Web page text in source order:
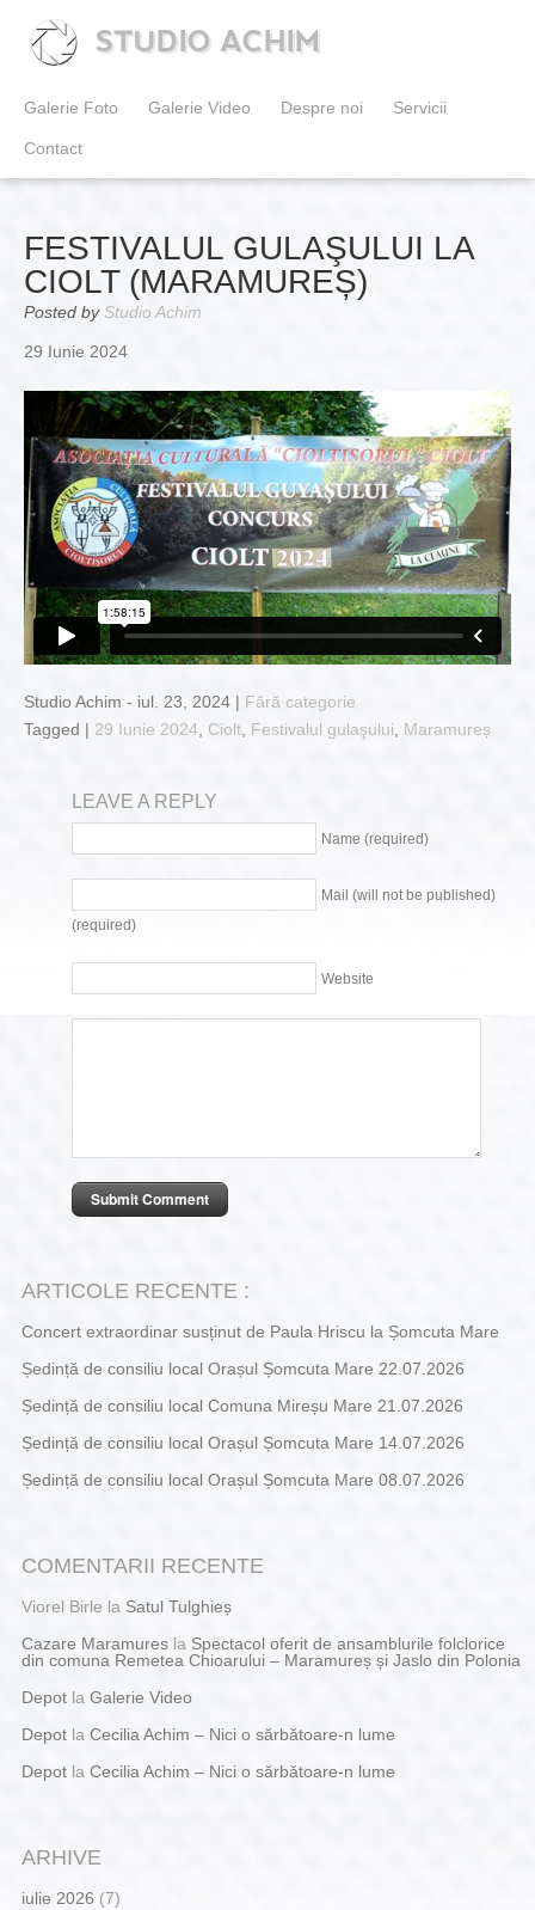
STUDIO ACHIM
Galerie Foto Galerie Video Despre noi Servicii
Contact
FESTIVALUL GULAŞULUI LA
CIOLT (MARAMUREȘ)
Posted by Studio Achim
29 Iunie 2024
Studio Achim - iul. 23, 2024 | Fără categorie
Tagged | 29 Iunie 2024 Ciolt Festivalul gulaşului Maramureș
LEAVE A REPLY
Name (required)
Mail (will not be published)
(required)
Website
ARTICOLE RECENTE :
Concert extraordinar susținut de Paula Hriscu la Șomcuta Mare
Ședință de consiliu local Orașul Șomcuta Mare 22.07.2026
Ședință de consiliu local Comuna Mireșu Mare 21.07.2026
Ședință de consiliu local Orașul Șomcuta Mare 14.07.2026
Ședință de consiliu local Orașul Șomcuta Mare 08.07.2026
COMENTARII RECENTE
Viorel Birle la Satul Tulghieș
Cazare Maramuresla Spectacol oferit de ansamblurile folclorice
din comuna Remetea Chioarului – Maramureș și Jaslo din Polonia
Depotla Galerie Video
Depotla Cecilia Achim – Nici o sărbătoare-n lume
Depotla Cecilia Achim – Nici o sărbătoare-n lume
ARHIVE
iulie 2026 (7)